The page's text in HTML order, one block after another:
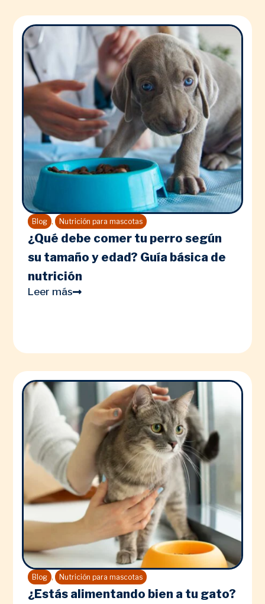
Blog , Nutrición para mascotas
¿Qué debe comer tu perro según
su tamaño y edad? Guía básica de
nutrición
Leer más
Blog , Nutrición para mascotas
¿Estás alimentando bien a tu gato?